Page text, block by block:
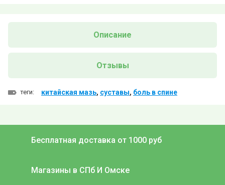
Описание
Отзывы
теги: китайская мазь, суставы, боль в спине
Бесплатная доставка от 1000 руб
Магазины в СПб И Омске